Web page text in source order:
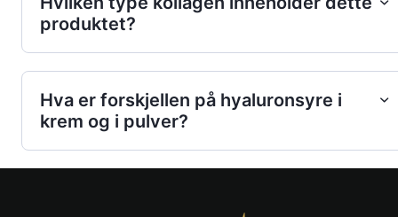
produktet?
Hva er forskjellen på hyaluronsyre i
krem og i pulver?